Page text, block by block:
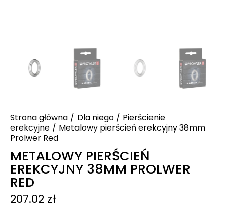
Strona główna Dla niego
Pierścienie
erekcyjne
Metalowy pierścień erekcyjny 38mm
Prolwer Red
METALOWY PIERŚCIEŃ
EREKCYJNY 38MM PROLWER
RED
207.02 zł